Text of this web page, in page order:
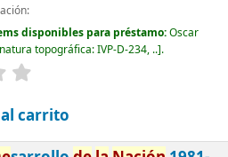
disponibles para préstamo:Oscar
topográfica:IVP-D-234, .. .
carrito